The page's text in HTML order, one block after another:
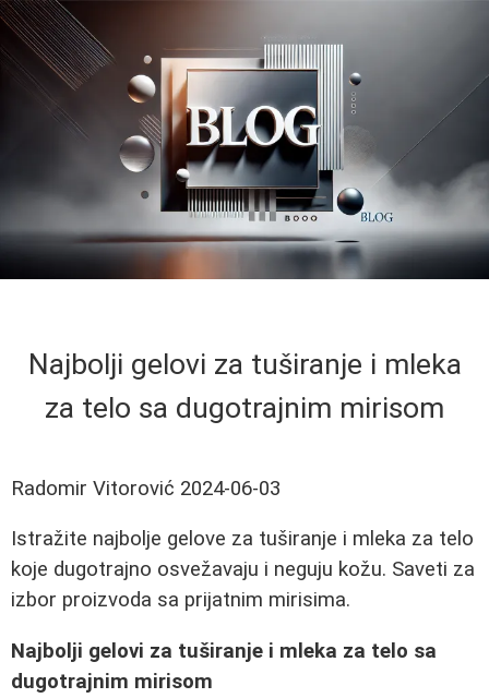
Najbolji gelovi za tuširanje i mleka
za telo sa dugotrajnim mirisom
Radomir Vitorović 2024-06-03
Istražite najbolje gelove za tuširanje i mleka za telo
koje dugotrajno osvežavaju i neguju kožu. Saveti za
izbor proizvoda sa prijatnim mirisima.
Najbolji gelovi za tuširanje i mleka za telo sa
dugotrajnim mirisom